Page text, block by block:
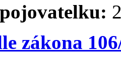
zákona